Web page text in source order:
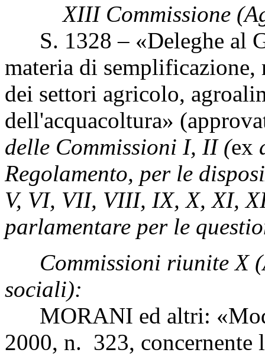
XIII Commissione
S. 1328 – «Deleghe al
materia di
dei settori agricolo,
dell'acquacoltura»
delle Commissioni I, II (ex
Regolamento, per le
V, VI, VII, VIII, IX, X, XI,
parlamentare per le
Commissioni riunite X
sociali):
MORANI ed altri:
2000, n. 323, concernente